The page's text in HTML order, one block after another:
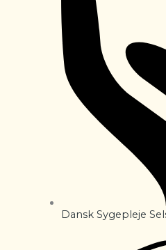
Dansk Sygepleje